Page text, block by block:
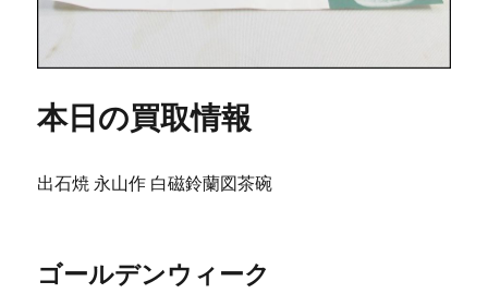
本日の買取情報
出石焼 永山作 白磁鈴蘭図茶碗
ゴールデンウィーク